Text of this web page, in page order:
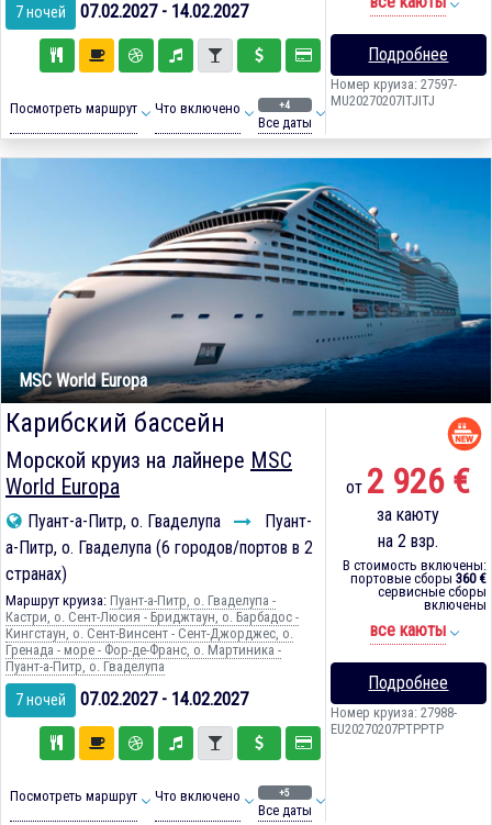
7 ночей 07.02.2027 - 14.02.2027
Посмотреть маршрут Что включено +4
Все даты
Подробнее
Номер круиза: 27597-
MU20270207ITJITJ
MSC World Europa
Карибский бассейн
Морской круиз на лайнере MSC
World Europa
Пуант-а-Питр, о. Гваделупа
Пуант-
а-Питр, о. Гваделупа (6 городов/портов в 2
странах)
Маршрут круиза: Пуант-а-Питр, о. Гваделупа -
Кастри, о. Сент-Люсия - Бриджтаун, о. Барбадос -
Кингстаун, о. Сент-Винсент - Сент-Джорджес, о.
Гренада - море - Фор-де-Франс, о. Мартиника -
Пуант-а-Питр, о. Гваделупа
7 ночей 07.02.2027 - 14.02.2027
Посмотреть маршрут Что включено +5
Все даты
от 2 926 €
за каюту
на 2 взр.
В стоимость включены:
портовые сборы 360 €
сервисные сборы
включены
все каюты
Подробнее
Номер круиза: 27988-
EU20270207PTPPTP